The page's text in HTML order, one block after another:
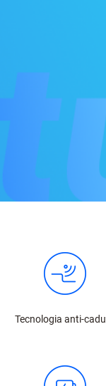
Tecnologia anti-